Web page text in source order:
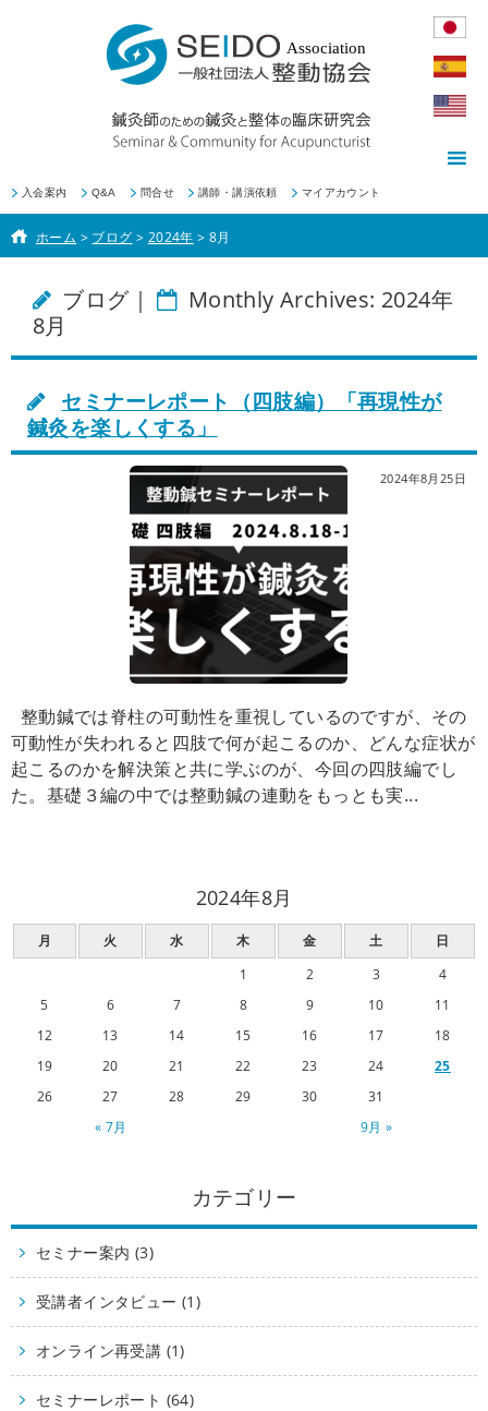
入会案内 Q&A 問合せ 講師・講演依頼 マイアカウント
ホーム > ブログ > 2024年 >8月
ブログ｜
Monthly Archives: 2024年
8月
セミナーレポート（四肢編）「再現性が
鍼灸を楽しくする」
2024年8月25日
整動鍼では脊柱の可動性を重視しているのですが、その
可動性が失われると四肢で何が起こるのか、どんな症状が
起こるのかを解決策と共に学ぶのが、今回の四肢編でし
た。基礎３編の中では整動鍼の連動をもっとも実...
2024年8月
月 火 水 木 金 土 日
« 7月 9月 »
1 2 3
4
5
6 7 8 9 10
11
12
13 14 15 16 17
18
19
20 21 22 23 24
25
26
27 28 29 30 31
カテゴリー
セミナー案内 (3)
受講者インタビュー (1)
オンライン再受講 (1)
セミナーレポート (64)